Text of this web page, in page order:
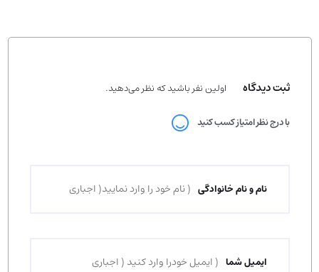
ثبت دیدگاه اولین نفر باشید که نظر می‌دهید.
با درج نظر امتیاز کسب کنید
نام و نام خانوادگی
ایمیل شما